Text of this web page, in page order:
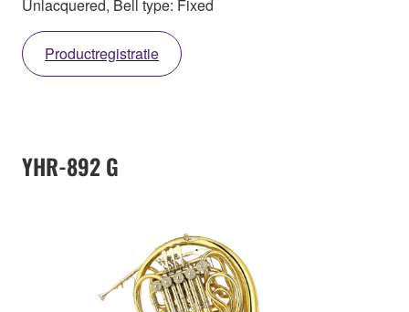
Unlacquered, Bell type: Fixed
Productregistratie
YHR-892 G